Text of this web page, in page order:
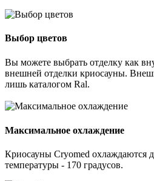
Выбор цветов
Вы можете выбрать отделку как
внешней отделки криосауны.
лишь каталогом Ral.
Максимальное охлаждение
Криосауны Cryomed охлаждаются
температуры - 170 градусов.